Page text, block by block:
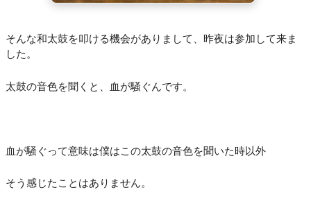
そんな和太鼓を叩ける機会がありまして、昨夜は参加して来ま
した。
太鼓の音色を聞くと、血が騒ぐんです。
血が騒ぐって意味は僕はこの太鼓の音色を聞いた時以外
そう感じたことはありません。